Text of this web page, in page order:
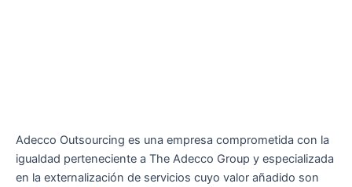
Adecco Outsourcing es una empresa comprometida con la
igualdad perteneciente a The Adecco Group y especializada
en la externalización de servicios cuyo valor añadido son